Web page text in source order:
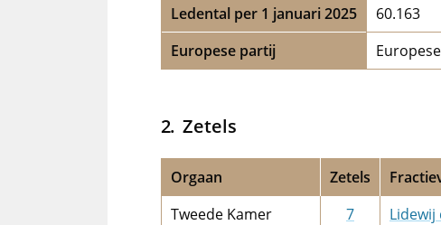
Ledental per 1 januari 2025
60.163
Europese partij
Zetels
Orgaan Zetels
Tweede Kamer
7
Lidewij